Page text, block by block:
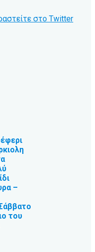
στο Twitter
–
του